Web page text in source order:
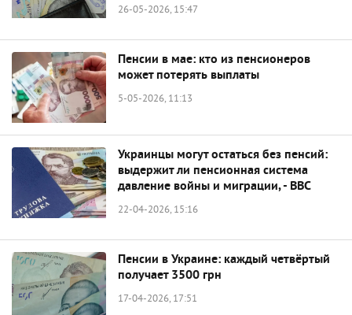
26-05-2026, 15:47
Пенсии в мае: кто из пенсионеров
может потерять выплаты
5-05-2026, 11:13
Украинцы могут остаться без пенсий:
выдержит ли пенсионная система
давление войны и миграции, - BBC
22-04-2026, 15:16
Пенсии в Украине: каждый четвёртый
получает 3500 грн
17-04-2026, 17:51